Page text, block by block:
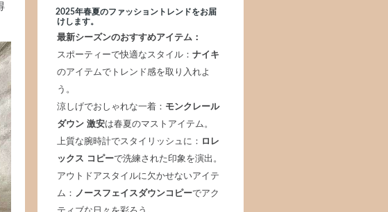
2025年春夏のファッショントレンドをお届
けします。
最新シーズンのおすすめアイテム：
スポーティーで快適なスタイル：ナイキ
のアイテムでトレンド感を取り入れよ
う。
涼しげでおしゃれな一着： モンクレール
ダウン 激安は春夏のマストアイテム。
上質な腕時計でスタイリッシュに： ロレ
ックス コピーで洗練された印象を演出。
アウトドアスタイルに欠かせないアイテ
ム： ノースフェイスダウンコピーでアク